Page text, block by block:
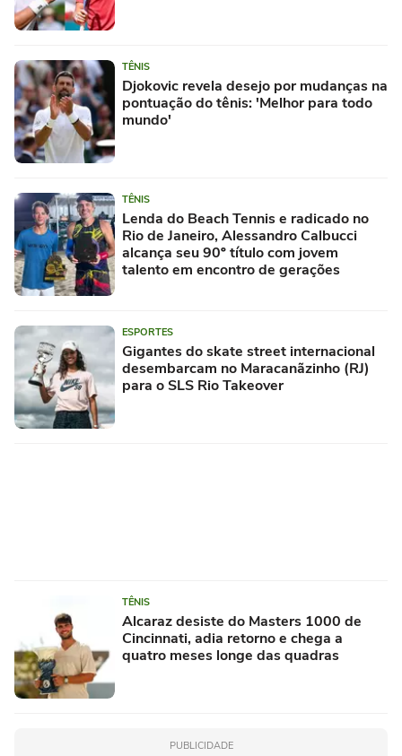
TÊNIS
Djokovic revela desejo por mudanças na
pontuação do tênis: 'Melhor para todo
mundo'
TÊNIS
Lenda do Beach Tennis e radicado no
Rio de Janeiro, Alessandro Calbucci
alcança seu 90º título com jovem
talento em encontro de gerações
ESPORTES
Gigantes do skate street internacional
desembarcam no Maracanãzinho (RJ)
para o SLS Rio Takeover
TÊNIS
Alcaraz desiste do Masters 1000 de
Cincinnati, adia retorno e chega a
quatro meses longe das quadras
PUBLICIDADE